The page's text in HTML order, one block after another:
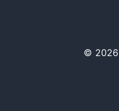
© 2026